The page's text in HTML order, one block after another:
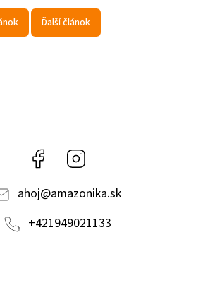
Ďalší článok
Facebook
ahoj@amazonika.sk
+421949021133